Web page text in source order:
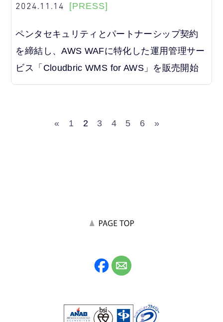
2024.11.14 [PRESS]
ペンタセキュリティとパートナーシップ契約
を締結し、AWS WAFに特化した運用管理サー
ビス「Cloudbric WMS for AWS」を販売開始
« 1 2 3 4 5 6 »